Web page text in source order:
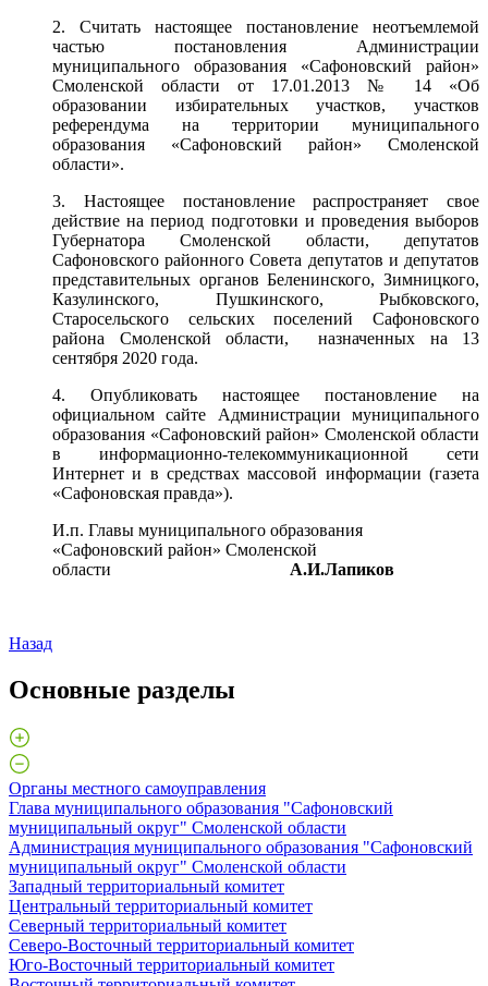
2. Считать настоящее постановление неотъемлемой
частью постановления Администрации
муниципального образования «Сафоновский район»
Смоленской области от 17.01.2013 № 14 «Об
образовании избирательных участков, участков
референдума на территории муниципального
образования «Сафоновский район» Смоленской
области».
3. Настоящее постановление распространяет свое
действие на период подготовки и проведения выборов
Губернатора Смоленской области, депутатов
Сафоновского районного Совета депутатов и депутатов
представительных органов Беленинского, Зимницкого,
Казулинского, Пушкинского, Рыбковского,
Старосельского сельских поселений Сафоновского
района Смоленской области, назначенных на 13
сентября 2020 года.
4. Опубликовать настоящее постановление на
официальном сайте Администрации муниципального
образования «Сафоновский район» Смоленской области
в информационно-телекоммуникационной сети
Интернет и в средствах массовой информации (газета
«Сафоновская правда»).
И.п. Главы муниципального образования
«Сафоновский район» Смоленской
области А.И.Лапиков
Назад
Основные разделы
Органы местного самоуправления
Глава муниципального образования "Сафоновский
муниципальный округ" Смоленской области
Администрация муниципального образования "Сафоновский
муниципальный округ" Смоленской области
Западный территориальный комитет
Центральный территориальный комитет
Северный территориальный комитет
Северо-Восточный территориальный комитет
Юго-Восточный территориальный комитет